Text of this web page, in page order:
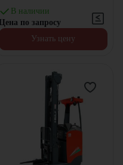
В наличии
Цена по запросу
Узнать цену